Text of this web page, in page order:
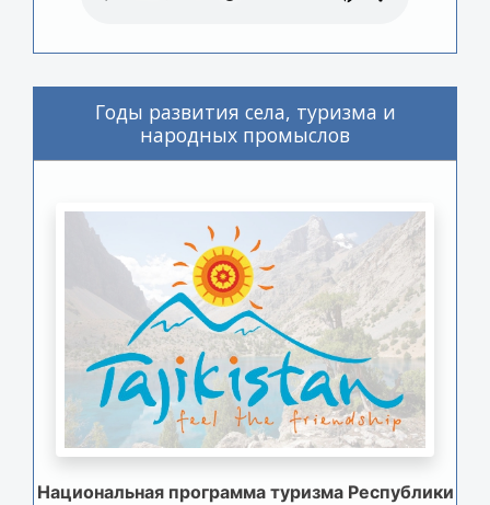
Годы развития села, туризма и
народных промыслов
Национальная программа туризма Республики